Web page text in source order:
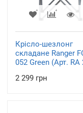
Крісло-шезлонг
складане Ranger
052 Green (Арт. RA
2 299 грн